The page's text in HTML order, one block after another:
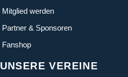
Mitglied werden
Partner & Sponsoren
Fanshop
UNSERE VEREINE